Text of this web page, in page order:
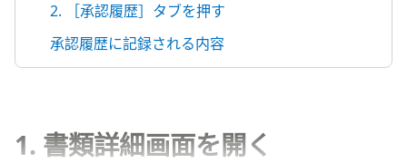
2. ［承認履歴］タブを押す
承認履歴に記録される内容
1. 書類詳細画面を開く